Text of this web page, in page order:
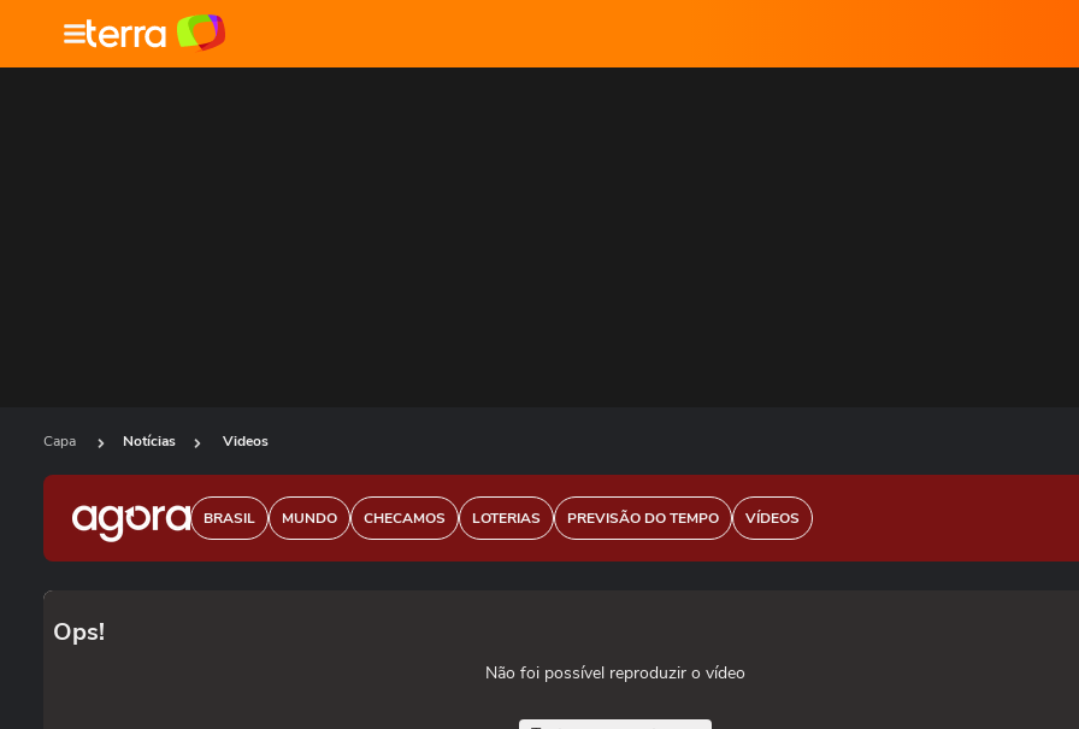
Capa Notícias Videos
BRASIL MUNDO CHECAMOS LOTERIAS PREVISÃO DO TEMPO VÍDEOS
Ops!
Não foi possível reproduzir o vídeo